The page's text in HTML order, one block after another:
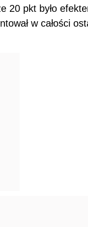
20 pkt było
w całości